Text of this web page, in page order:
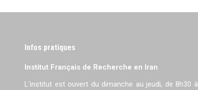
Infos pratiques
Institut Français de Recherche en Iran
L'institut est ouvert du dimanche au jeudi, de 8h30 à